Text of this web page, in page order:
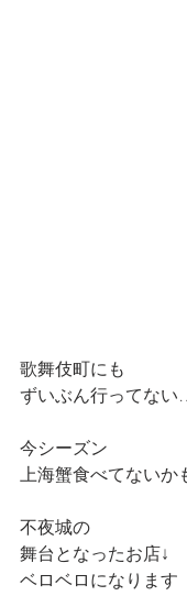
歌舞伎町にも
ずいぶん行ってな
今シーズン
上海蟹食べてない
不夜城の
舞台となったお店↓
ベロベロになります